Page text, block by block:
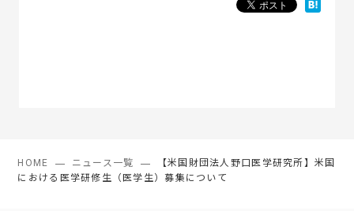
HOME ニュース一覧
【米国財団法人野口医学研究所】米国
における医学研修生（医学生）募集について